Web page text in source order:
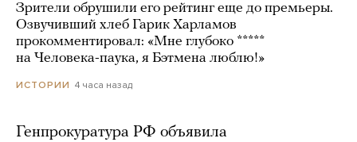
Зрители обрушили его рейтинг еще до премьеры.
Озвучивший хлеб Гарик Харламов
прокомментировал: «Мне глубоко *****
на Человека-паука, я Бэтмена люблю!»
ИСТОРИИ 4 часа назад
Генпрокуратура РФ объявила